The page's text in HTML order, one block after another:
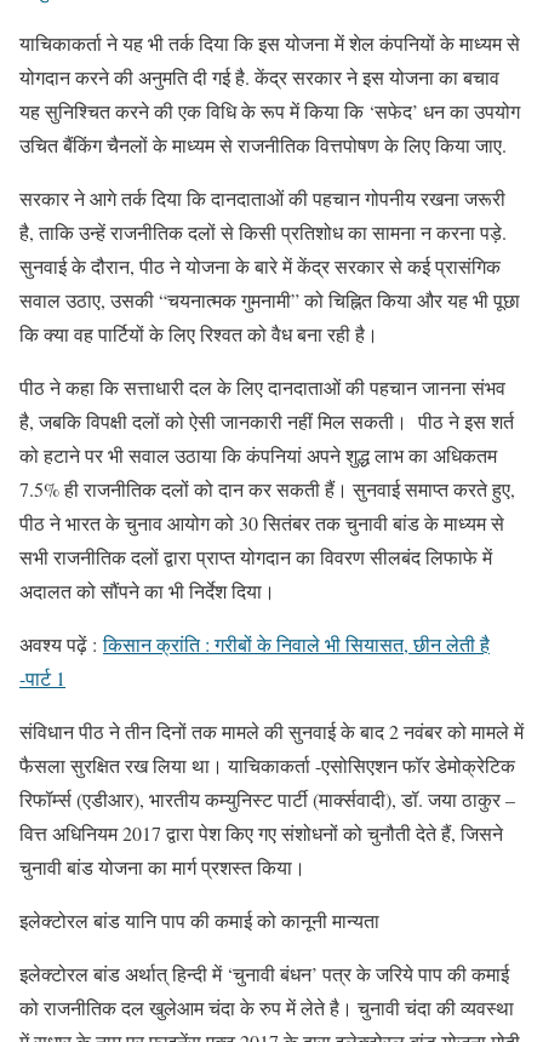
याचिकाकर्ता ने यह भी तर्क दिया कि इस योजना में शेल कंपनियों के माध्यम से
योगदान करने की अनुमति दी गई है. केंद्र सरकार ने इस योजना का बचाव
यह सुनिश्चित करने की एक विधि के रूप में किया कि ‘सफेद’ धन का उपयोग
उचित बैंकिंग चैनलों के माध्यम से राजनीतिक वित्तपोषण के लिए किया जाए.
सरकार ने आगे तर्क दिया कि दानदाताओं की पहचान गोपनीय रखना जरूरी
है, ताकि उन्हें राजनीतिक दलों से किसी प्रतिशोध का सामना न करना पड़े.
सुनवाई के दौरान, पीठ ने योजना के बारे में केंद्र सरकार से कई प्रासंगिक
सवाल उठाए, उसकी “चयनात्मक गुमनामी” को चिह्नित किया और यह भी पूछा
कि क्या वह पार्टियों के लिए रिश्वत को वैध बना रही है।
पीठ ने कहा कि सत्ताधारी दल के लिए दानदाताओं की पहचान जानना संभव
है, जबकि विपक्षी दलों को ऐसी जानकारी नहीं मिल सकती। ⁠पीठ ने इस शर्त
को हटाने पर भी सवाल उठाया कि कंपनियां अपने शुद्ध लाभ का अधिकतम
7.5% ही राजनीतिक दलों को दान कर सकती हैं। सुनवाई समाप्त करते हुए,
पीठ ने भारत के चुनाव आयोग को 30 सितंबर तक चुनावी बांड के माध्यम से
सभी राजनीतिक दलों द्वारा प्राप्त योगदान का विवरण सीलबंद लिफाफे में
अदालत को सौंपने का भी निर्देश दिया।
अवश्य पढ़ें :किसान क्रांति : गरीबों के निवाले भी सियासत, छीन लेती है
-पार्ट 1
संविधान पीठ ने तीन दिनों तक मामले की सुनवाई के बाद 2 नवंबर को मामले में
फैसला सुरक्षित रख लिया था। याचिकाकर्ता -एसोसिएशन फॉर डेमोक्रेटिक
रिफॉर्म्स (एडीआर), भारतीय कम्युनिस्ट पार्टी (मार्क्सवादी), डॉ. जया ठाकुर –
वित्त अधिनियम 2017 द्वारा पेश किए गए संशोधनों को चुनौती देते हैं, जिसने
चुनावी बांड योजना का मार्ग प्रशस्त किया।
इलेक्टोरल बांड यानि पाप की कमाई को कानूनी मान्यता
इलेक्टोरल बांड अर्थात् हिन्दी में ‘चुनावी बंधन’ पत्र के जरिये पाप की कमाई
को राजनीतिक दल खुलेआम चंदा के रुप में लेते है। चुनावी चंदा की व्यवस्था